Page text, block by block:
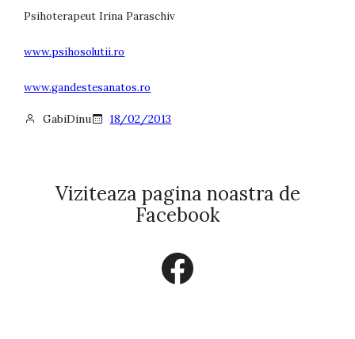
Psihoterapeut Irina Paraschiv
www.psihosolutii.ro
www.gandestesanatos.ro
GabiDinu 18/02/2013
Viziteaza pagina noastra de
Facebook
Facebook